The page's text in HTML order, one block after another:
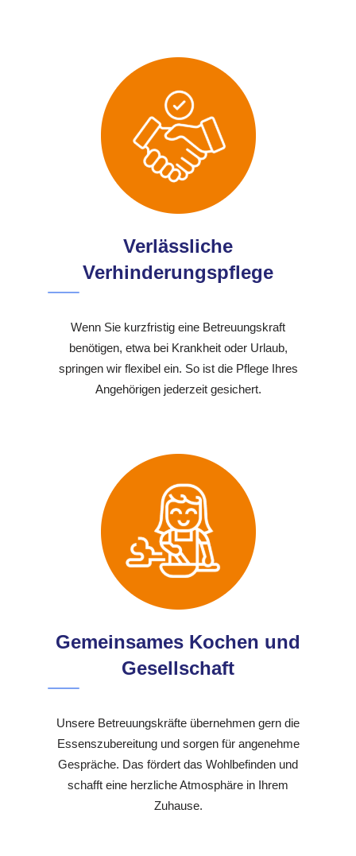
Verlässliche
Verhinderungspflege
Wenn Sie kurzfristig eine Betreuungskraft
benötigen, etwa bei Krankheit oder Urlaub,
springen wir flexibel ein. So ist die Pflege Ihres
Angehörigen jederzeit gesichert.
Gemeinsames Kochen und
Gesellschaft
Unsere Betreuungskräfte übernehmen gern die
Essenszubereitung und sorgen für angenehme
Gespräche. Das fördert das Wohlbefinden und
schafft eine herzliche Atmosphäre in Ihrem
Zuhause.